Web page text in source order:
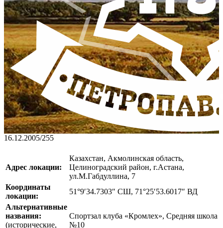
16.12.2005/255
Адрес локации:
Казахстан, Акмолинская область,
Целиноградский район, г.Астана,
ул.М.Габдуллина, 7
Координаты
локации:
51°9′34.7303″ СШ, 71°25′53.6017″ ВД
Альтернативные
названия:
(исторические,
Спортзал клуба «Кромлех», Средняя школа
№10